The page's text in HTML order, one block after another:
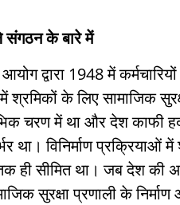
संगठन के बारे में
द्वारा 1948 में
श्रमिकों के लिए सामाजिक
चरण में था और देश काफी
था। विनिर्माण
ही सीमित था। जब देश की
सुरक्षा प्रणाली के